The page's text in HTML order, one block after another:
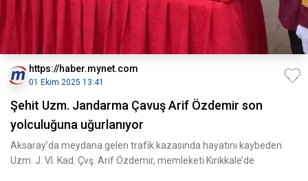
https://haber.mynet.com
01 Ekim 2025 13:41
Şehit Uzm. Jandarma Çavuş Arif Özdemir son
yolculuğuna uğurlanıyor
Aksaray’da meydana gelen trafik kazasında hayatını kaybeden
Uzm. J. VI. Kad. Çvş. Arif Özdemir, memleketi Kırıkkale’de